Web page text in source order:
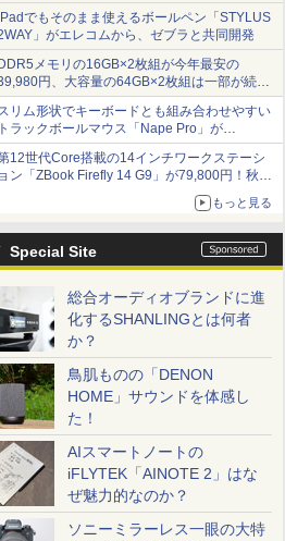
でもそのまま使えるボールペン「STYLUS
」がエレコムから、ゼブラと共同開発
メモリの16GB×2枚組が今年最安の
円、大容量の64GB×2枚組は一部が続騰
月前半のメモリ価格]
リム形状でキーボードとも組み合わせやすい
ラックボールマウス「Nape Pro」が
から
12世代Core搭載の14インチワークステーシ
ン「ZBook Firefly 14 G9」が79,800円！秋葉
もっと見る
Special Site
総合オーディオブランドに進
化するSHANLINGとは何者
か？
鳥肌ものの「DENON
HOME」サウンドを体感し
た！
AIスマートノートの
iFLYTEK「AINOTE 2」はな
ぜ魅力的なのか？
ソニーミラーレス一眼の大特